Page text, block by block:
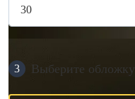
3 Выберите обложку